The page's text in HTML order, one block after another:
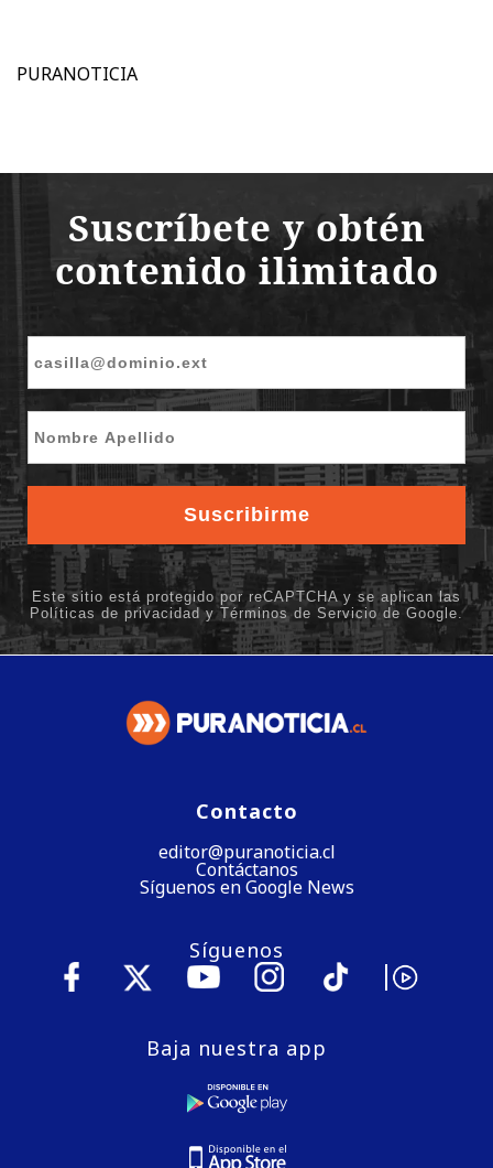
PURANOTICIA
Contacto
editor@puranoticia.cl
Contáctanos
Síguenos en Google News
Síguenos
Baja nuestra app